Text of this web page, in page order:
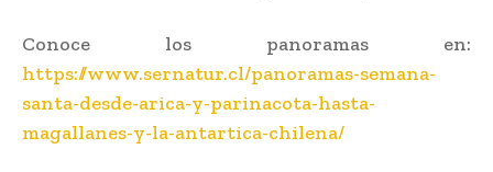
Conoce los panoramas en:
https://www.sernatur.cl/panoramas-semana-
santa-desde-arica-y-parinacota-hasta-
magallanes-y-la-antartica-chilena/